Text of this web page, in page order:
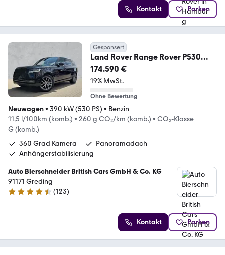
Kontakt Parken
Gesponsert
Land Rover Range Rover P530
LWB HSE
174.590 €
19% MwSt.
Ohne Bewertung
Neuwagen• 390 kW (530 PS) • Benzin
11,5 l/100km (komb.) • 260 g CO₂/km (komb.) • CO₂-Klasse
G (komb.)
360 Grad Kamera
Panoramadach
Anhängerstabilisierung
Auto Bierschneider British Cars GmbH & Co. KG
91171 Greding
4.3 Sterne
(123)
Kontakt Parken